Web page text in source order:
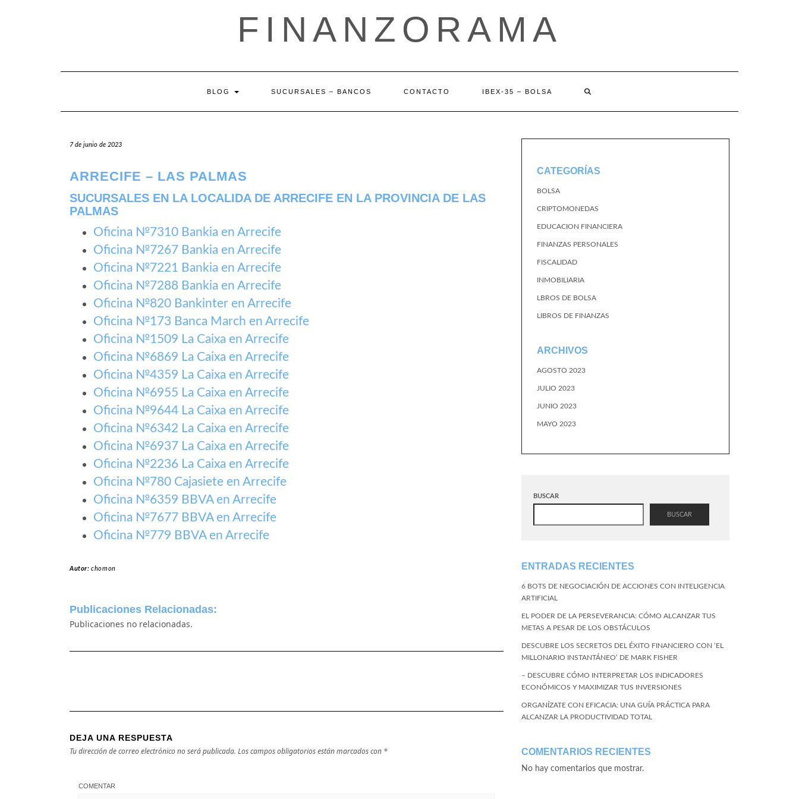
FINANZORAMA
BLOG SUCURSALES – BANCOS CONTACTO IBEX-35 – BOLSA
7 de junio de 2023
ARRECIFE – LAS PALMAS
SUCURSALES EN LA LOCALIDA DE ARRECIFE EN LA PROVINCIA DE LAS
PALMAS
Oficina №7310 Bankia en Arrecife
Oficina №7267 Bankia en Arrecife
Oficina №7221 Bankia en Arrecife
Oficina №7288 Bankia en Arrecife
Oficina №820 Bankinter en Arrecife
Oficina №173 Banca March en Arrecife
Oficina №1509 La Caixa en Arrecife
Oficina №6869 La Caixa en Arrecife
Oficina №4359 La Caixa en Arrecife
Oficina №6955 La Caixa en Arrecife
Oficina №9644 La Caixa en Arrecife
Oficina №6342 La Caixa en Arrecife
Oficina №6937 La Caixa en Arrecife
Oficina №2236 La Caixa en Arrecife
Oficina №780 Cajasiete en Arrecife
Oficina №6359 BBVA en Arrecife
Oficina №7677 BBVA en Arrecife
Oficina №779 BBVA en Arrecife
Autor:chomon
Publicaciones Relacionadas:
Publicaciones no relacionadas.
DEJA UNA RESPUESTA
Tu dirección de correo electrónico no será publicada. Los campos obligatorios están marcados con *
COMENTAR
CATEGORÍAS
BOLSA
CRIPTOMONEDAS
EDUCACION FINANCIERA
FINANZAS PERSONALES
FISCALIDAD
INMOBILIARIA
LBROS DE BOLSA
LIBROS DE FINANZAS
ARCHIVOS
AGOSTO 2023
JULIO 2023
JUNIO 2023
MAYO 2023
BUSCAR
BUSCAR
ENTRADAS RECIENTES
6 BOTS DE NEGOCIACIÓN DE ACCIONES CON INTELIGENCIA
ARTIFICIAL
EL PODER DE LA PERSEVERANCIA: CÓMO ALCANZAR TUS
METAS A PESAR DE LOS OBSTÁCULOS
DESCUBRE LOS SECRETOS DEL ÉXITO FINANCIERO CON ‘EL
MILLONARIO INSTANTÁNEO’ DE MARK FISHER
– DESCUBRE CÓMO INTERPRETAR LOS INDICADORES
ECONÓMICOS Y MAXIMIZAR TUS INVERSIONES
ORGANÍZATE CON EFICACIA: UNA GUÍA PRÁCTICA PARA
ALCANZAR LA PRODUCTIVIDAD TOTAL
COMENTARIOS RECIENTES
No hay comentarios que mostrar.